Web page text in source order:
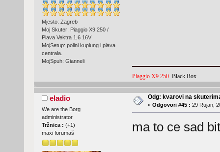
Mjesto: Zagreb
Moj Skuter: Piaggio X9 250 /
Plava Vektra 1,6 16V
MojSetup: polini kuplung i plava
centrala.
MojSpuh: Gianneli
Piaggio X9 250 Black Box
eladio
We are the Borg
administrator
Tržnica : (+1)
maxi forumaš
Odg: kvarovi na
« Odgovori #45 : 29 Rujan,
ma to ce sad